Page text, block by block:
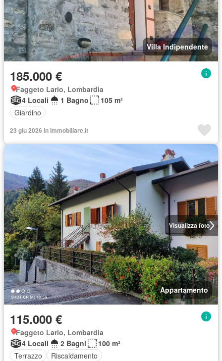
Villa Indipendente
185.000 €
Faggeto Lario, Lombardia
4 Locali
1 Bagno
105 m²
Giardino
23 giu 2026 in Immobiliare.it
Visualizza foto
Appartamento
115.000 €
Faggeto Lario, Lombardia
4 Locali
2 Bagni
100 m²
Terrazzo
Riscaldamento